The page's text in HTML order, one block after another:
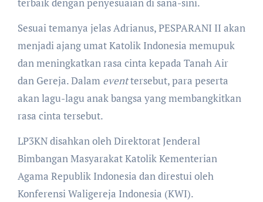
Sesuai temanya jelas Adrianus, PESPARANI II akan
menjadi ajang umat Katolik Indonesia memupuk
dan meningkatkan rasa cinta kepada Tanah Air
dan Gereja. Dalam eventtersebut, para peserta
akan lagu-lagu anak bangsa yang membangkitkan
rasa cinta tersebut.
LP3KN disahkan oleh Direktorat Jenderal
Bimbangan Masyarakat Katolik Kementerian
Agama Republik Indonesia dan direstui oleh
Konferensi Waligereja Indonesia (KWI).